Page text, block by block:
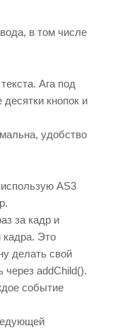
в том числе
Ага под
десятки кнопок и
удобство
AS3
за кадр и
кадра. Это
делать свой
через addChild().
событие